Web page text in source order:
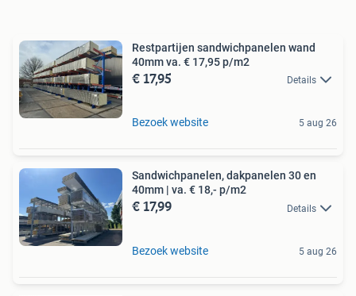
Restpartijen sandwichpanelen wand
40mm va. € 17,95 p/m2
€ 17,95 Details
Bezoek website 5 aug 26
Sandwichpanelen, dakpanelen 30 en
40mm | va. € 18,- p/m2
€ 17,99 Details
Bezoek website 5 aug 26